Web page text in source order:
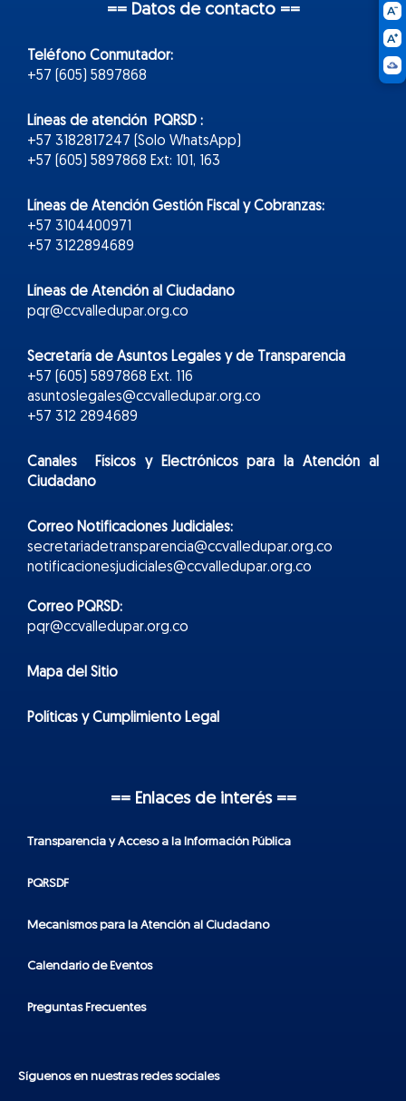
== Datos de contacto ==
Teléfono Conmutador:
+57 (605) 5897868
Líneas de atención PQRSD :
+57 3182817247 (Solo WhatsApp)
+57 (605) 5897868 Ext: 101, 163
Líneas de Atención Gestión Fiscal y Cobranzas:
+57 3104400971
+57 3122894689
Líneas de Atención al Ciudadano
pqr@ccvalledupar.org.co
Secretaría de Asuntos Legales y de Transparencia
+57 (605) 5897868 Ext. 116
asuntoslegales@ccvalledupar.org.co
+57 312 2894689
Canales Físicos yElectrónicospara la Atención al
Ciudadano
Correo Notificaciones Judiciales:
secretariadetransparencia@ccvalledupar.org.co
notificacionesjudiciales@ccvalledupar.org.co
Correo PQRSD:
pqr@ccvalledupar.org.co
Mapa del Sitio
Políticas y Cumplimiento Legal
== Enlaces de interés ==
Transparencia y Acceso a la Información Pública
PQRSDF
Mecanismos para la Atención al Ciudadano
Calendario de Eventos
Preguntas Frecuentes
Síguenos en nuestras redes sociales